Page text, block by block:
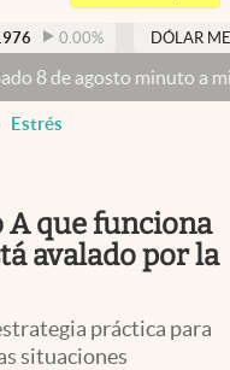
México
DÓLAR MEP 1526,03
minuto a minutoDólar hoy
Estrés
A que funciona
avalado por la
práctica para
situaciones